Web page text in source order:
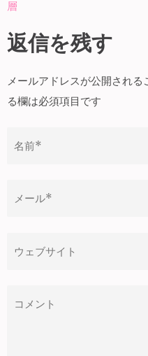
ナ
ビ
ゲ
ー
ョ
層
返信を残す
メールアドレスが公開される
る欄は必須項目です